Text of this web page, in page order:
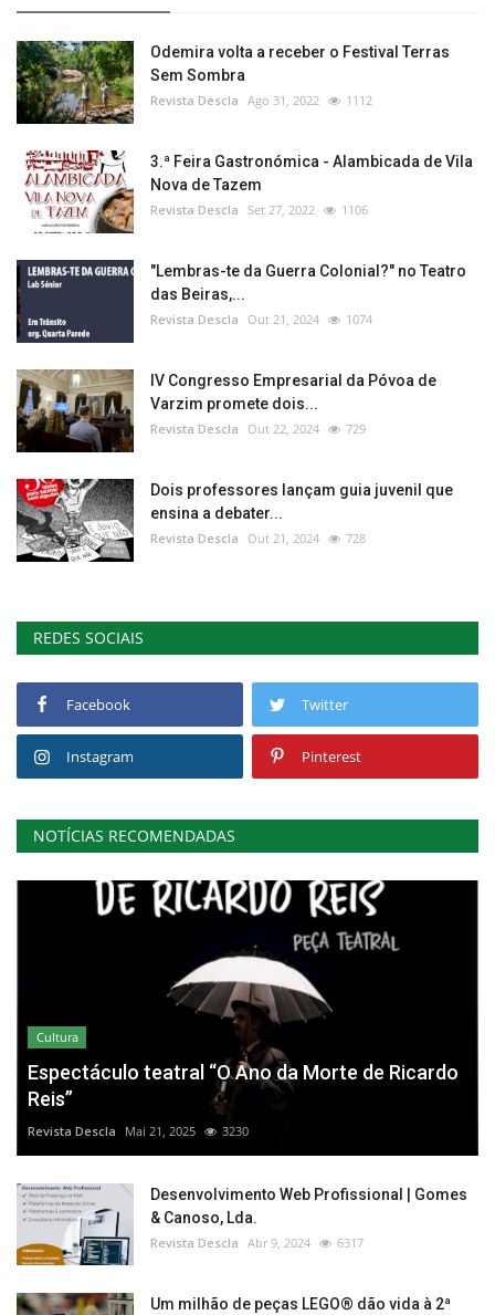
Odemira volta a receber o Festival Terras
Sem Sombra
Revista Descla Ago 31, 2022 1112
3.ª Feira Gastronómica - Alambicada de Vila
Nova de Tazem
Revista Descla Set 27, 2022 1106
"Lembras-te da Guerra Colonial?" no Teatro
das Beiras,...
Revista Descla Out 21, 2024 1074
IV Congresso Empresarial da Póvoa de
Varzim promete dois...
Revista Descla Out 22, 2024 729
Dois professores lançam guia juvenil que
ensina a debater...
Revista Descla Out 21, 2024 728
REDES SOCIAIS
Facebook Twitter
Instagram Pinterest
NOTÍCIAS RECOMENDADAS
Cultura
Espectáculo teatral “O Ano da Morte de Ricardo
Reis”
Revista Descla Mai 21, 2025 3230
Desenvolvimento Web Profissional | Gomes
& Canoso, Lda.
Revista Descla Abr 9, 2024 6317
Um milhão de peças LEGO® dão vida à 2ª